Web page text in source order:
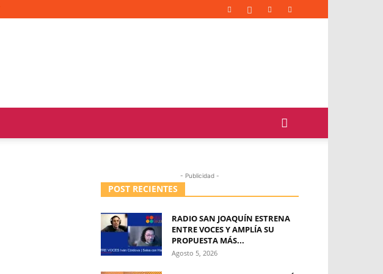
- Publicidad -
POST RECIENTES
RADIO SAN JOAQUÍN ESTRENA
ENTRE VOCES Y AMPLÍA SU
PROPUESTA MÁS...
Agosto 5, 2026